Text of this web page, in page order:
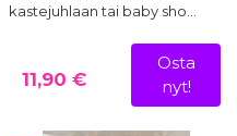
kastejuhlaan tai baby sho…
11,90 €
Osta
nyt!